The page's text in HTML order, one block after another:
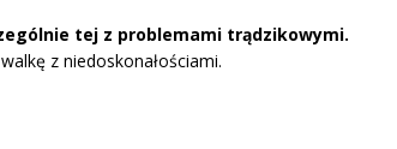
tej z problemami trądzikowymi.
z niedoskonałościami.